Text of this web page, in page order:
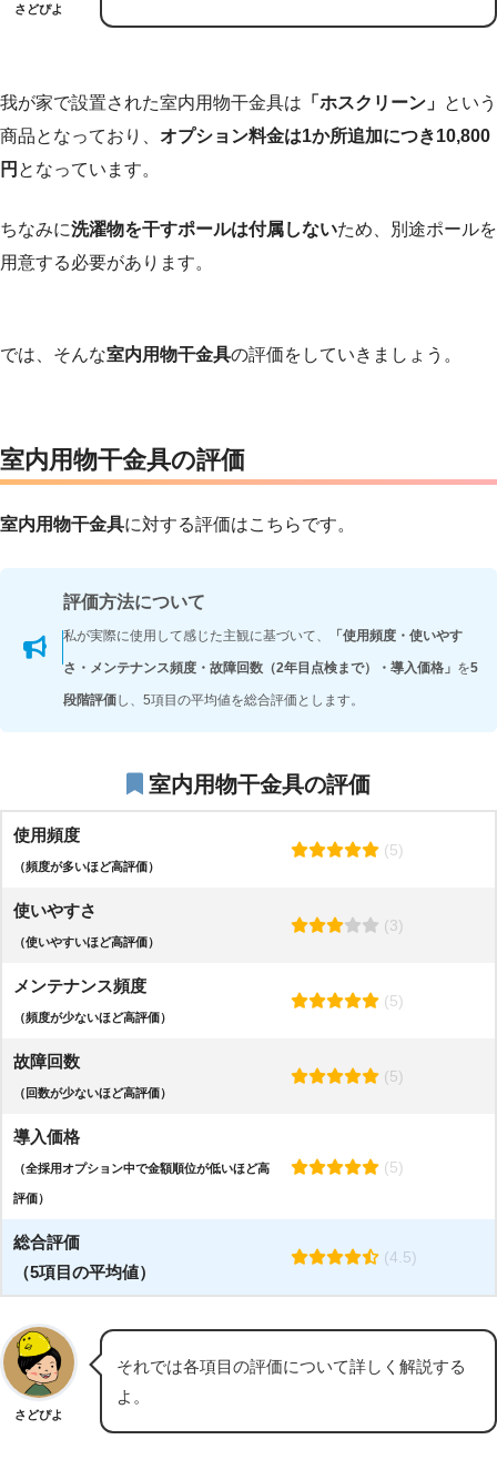
さどぴよ
我が家で設置された室内用物干金具は 「ホスクリーン」 という
商品となっており、 オプション料金は1か所追加につき10,800
円 となっています。
ちなみに洗濯物を干すポールは付属しないため、別途ポールを
用意する必要があります。
では、そんな室内用物干金具の評価をしていきましょう。
室内用物干金具の評価
室内用物干金具に対する評価はこちらです。
評価方法について
私が実際に使用して感じた主観に基づいて、 「使用頻度・使いやす
さ・メンテナンス頻度・故障回数（2年目点検まで）・導入価格」 を5
段階評価し、5項目の平均値を総合評価とします。
室内用物干金具の評価
使用頻度
（頻度が多いほど高評価）
(5)
使いやすさ
（使いやすいほど高評価）
(3)
メンテナンス頻度
（頻度が少ないほど高評価）
(5)
故障回数
（回数が少ないほど高評価）
(5)
導入価格
（全採用オプション中で金額順位が低いほど高
評価）
(5)
総合評価
（5項目の平均値）
(4.5)
さどぴよ
それでは各項目の評価について詳しく解説する
よ。